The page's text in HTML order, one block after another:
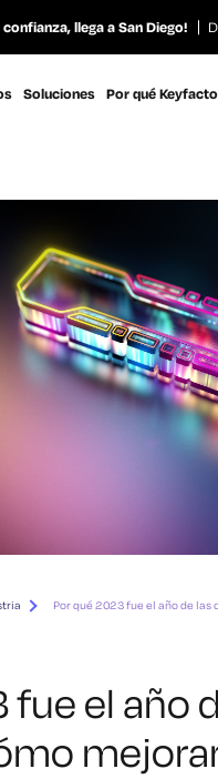
llega a San Diego!
Soluciones Por qué
Por qué 2023 fue el año de
el año